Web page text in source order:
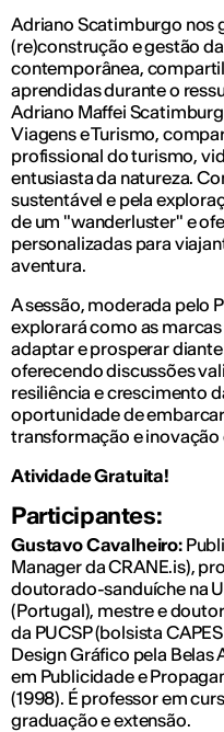
Adriano Scatimburgo nos
(re)construção e gestão
contemporânea,
aprendidas durante o
Adriano Maffei
Viagens e Turismo,
profissional do turismo,
entusiasta da natureza.
sustentável e pela
de um "wanderluster" e
personalizadas para
aventura.
A sessão, moderada pelo
explorará como as
adaptar e prosperar
oferecendo discussões
resiliência e crescimento
oportunidade de
transformação e inovação
Atividade Gratuita!
Participantes:
Gustavo Cavalheiro:
Manager da CRANE.is),
doutorado-sanduíche na
(Portugal), mestre e
da PUCSP (bolsista
Design Gráfico pela Belas
em Publicidade e
(1998). É professor em
graduação e extensão.